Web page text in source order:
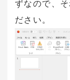
ずなので、
ださい。